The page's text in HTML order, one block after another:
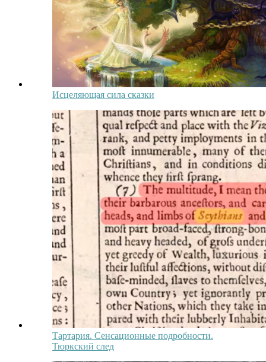
Исцеляющая сила сказки
Тартария. Сенсационные подробности.
Тюркский след